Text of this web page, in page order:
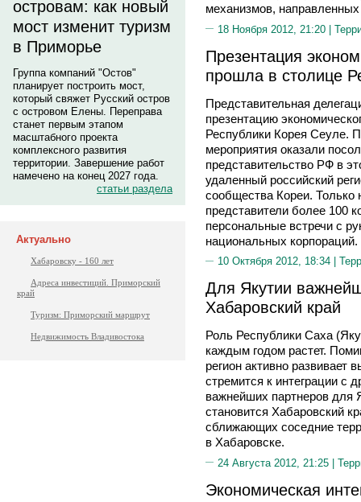
островам: как новый
мост изменит туризм
в Приморье
Группа компаний "Остов"
планирует построить мост,
который свяжет Русский остров
с островом Елены. Переправа
станет первым этапом
масштабного проекта
комплексного развития
территории. Завершение работ
намечено на конец 2027 года.
статьи раздела
Актуально
Хабаровску - 160 лет
Адреса инвестиций. Приморский
край
Туризм: Приморский маршрут
Недвижимость Владивостока
механизмов,
18 Ноября 2012, 21:20 |
Презентация
прошла в столице
Представительная
презентацию
Республики Корея Сеуле.
мероприятия оказали
представительство РФ в
удаленный российский
сообщества Кореи. Только
представители более 100
персональные встречи с
национальных корпораций.
10 Октября 2012, 18:34 |
Для Якутии
Хабаровский край
Роль Республики Саха
каждым годом растет.
регион активно развивает
стремится к интеграции с
важнейших партнеров для
становится Хабаровский
сближающих соседние
в Хабаровске.
24 Августа 2012, 21:25 |
Экономическая